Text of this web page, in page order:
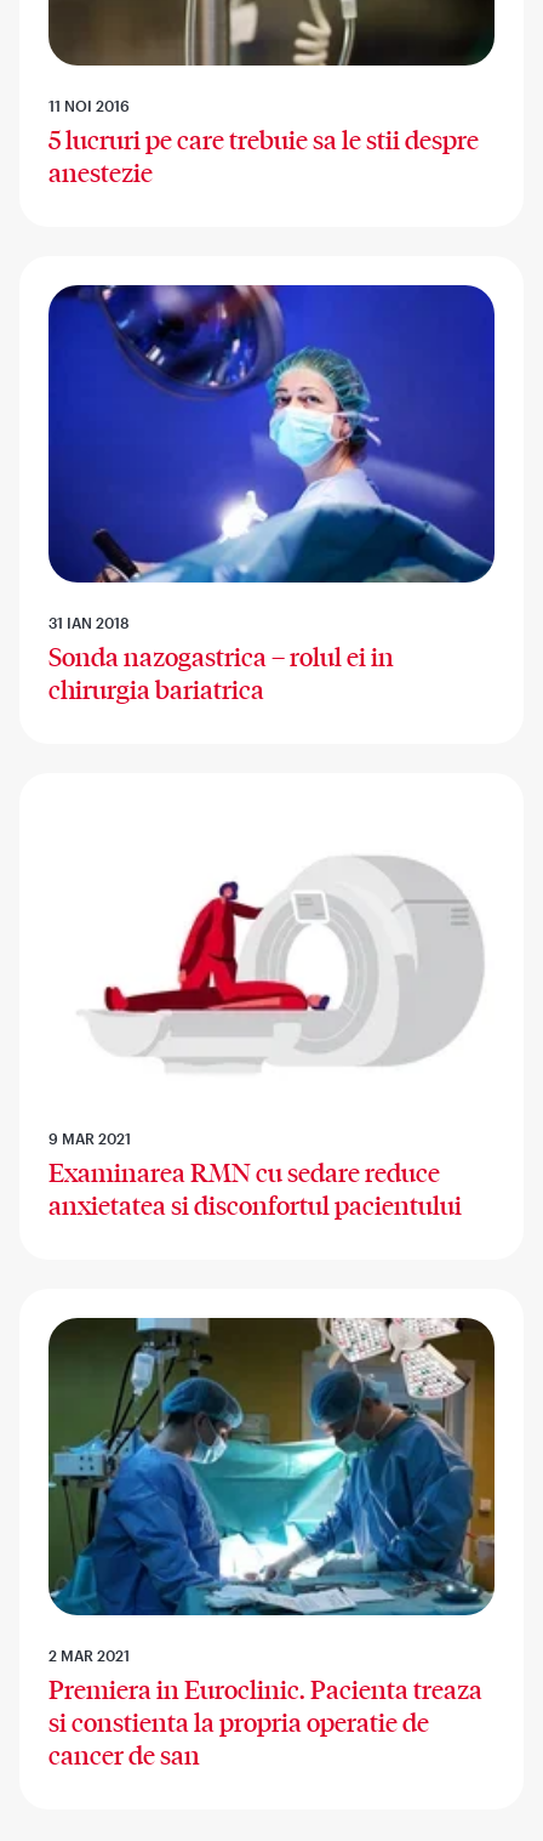
11 NOI 2016
5 lucruri pe care trebuie sa le stii despre
anestezie
31 IAN 2018
Sonda nazogastrica – rolul ei in
chirurgia bariatrica
9 MAR 2021
Examinarea RMN cu sedare reduce
anxietatea si disconfortul pacientului
2 MAR 2021
Premiera in Euroclinic. Pacienta treaza
si constienta la propria operatie de
cancer de san